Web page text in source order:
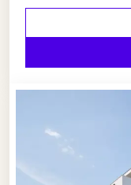
geniet van ruime
uitstekende
Bosch
Wilt u uw verblijf
suite of luxe kamer